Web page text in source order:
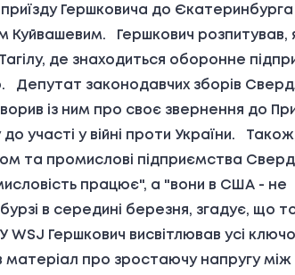
Гершковича до Єкатеринбурга
Куйвашевим. Гершкович розпитував,
де знаходиться оборонне
Депутат законодавчих зборів
із ним про своє звернення до
участі у війні проти України.
та промислові підприємства
працює", а "вони в США - не
в середині березня, згадує, що
WSJ Гершкович висвітлював усі
матеріал про зростаючу напругу між